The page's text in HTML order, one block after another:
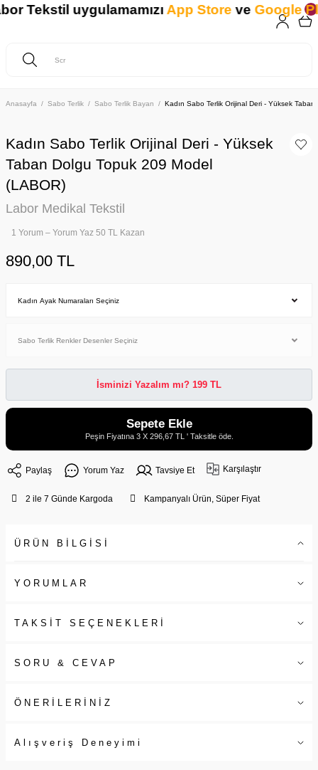
Anasayfa Sabo Terlik Sabo Terlik Bayan Kadın Sabo Terlik Orijinal Deri - Yüksek
Kadın Sabo Terlik Orijinal Deri - Yüksek
Taban Dolgu Topuk 209 Model
(LABOR)
Labor Medikal Tekstil
1 Yorum – Yorum Yaz 50 TL Kazan
890,00 TL
İsminizi Yazalım mı? 199 TL
Sepete Ekle
Peşin Fiyatına 3 X 296,67 TL ' Taksitle öde.
Paylaş Yorum Yaz Tavsiye Et Karşılaştır
2 ile 7 Günde Kargoda Kampanyalı Ürün, Süper Fiyat
ÜRÜN BİLGİSİ
YORUMLAR
TAKSİT SEÇENEKLERİ
SORU & CEVAP
ÖNERİLERİNİZ
Alışveriş Deneyimi
Tekstil uygulamamızıApp Storeve Google Play